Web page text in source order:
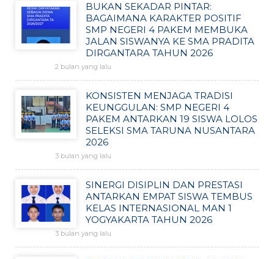
BUKAN SEKADAR PINTAR:
BAGAIMANA KARAKTER POSITIF
SMP NEGERI 4 PAKEM MEMBUKA
JALAN SISWANYA KE SMA PRADITA
DIRGANTARA TAHUN 2026
2 bulan yang lalu
KONSISTEN MENJAGA TRADISI
KEUNGGULAN: SMP NEGERI 4
PAKEM ANTARKAN 19 SISWA LOLOS
SELEKSI SMA TARUNA NUSANTARA
2026
3 bulan yang lalu
SINERGI DISIPLIN DAN PRESTASI
ANTARKAN EMPAT SISWA TEMBUS
KELAS INTERNASIONAL MAN 1
YOGYAKARTA TAHUN 2026
3 bulan yang lalu